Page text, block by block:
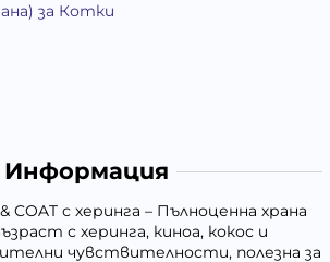
за Котки
Информация
COAT с херинга – Пълноценна храна
с херинга, киноа, кокос и
чувствителности, полезна за